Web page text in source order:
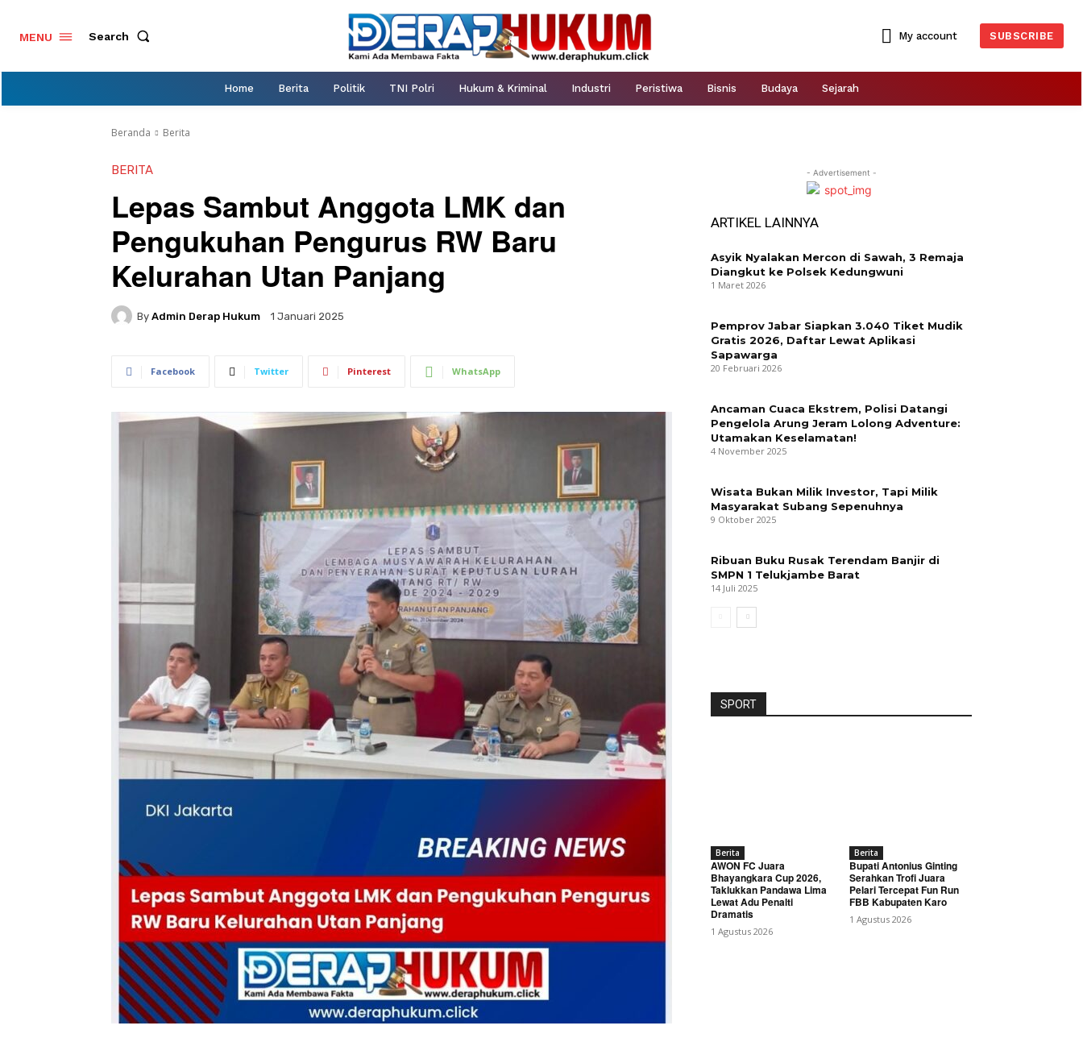
MENU Search My account SUBSCRIBE
Home Berita Politik TNI Polri Hukum & Kriminal Industri Peristiwa Bisnis Budaya Sejarah
Beranda Berita
BERITA
Lepas Sambut Anggota LMK dan
Pengukuhan Pengurus RW Baru
Kelurahan Utan Panjang
By Admin Derap Hukum 1 Januari 2025
Facebook Twitter Pinterest WhatsApp
- Advertisement -
ARTIKEL LAINNYA
Asyik Nyalakan Mercon di Sawah, 3 Remaja
Diangkut ke Polsek Kedungwuni
1 Maret 2026
Pemprov Jabar Siapkan 3.040 Tiket Mudik
Gratis 2026, Daftar Lewat Aplikasi
Sapawarga
20 Februari 2026
Ancaman Cuaca Ekstrem, Polisi Datangi
Pengelola Arung Jeram Lolong Adventure:
Utamakan Keselamatan!
4 November 2025
Wisata Bukan Milik Investor, Tapi Milik
Masyarakat Subang Sepenuhnya
9 Oktober 2025
Ribuan Buku Rusak Terendam Banjir di
SMPN 1 Telukjambe Barat
14 Juli 2025
SPORT
Berita
AWON FC Juara
Bhayangkara Cup 2026,
Taklukkan Pandawa Lima
Lewat Adu Penalti
Dramatis
1 Agustus 2026
Berita
Bupati Antonius Ginting
Serahkan Trofi Juara
Pelari Tercepat Fun Run
FBB Kabupaten Karo
1 Agustus 2026